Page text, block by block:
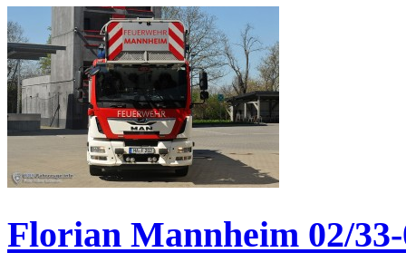
Florian Mannheim 02/